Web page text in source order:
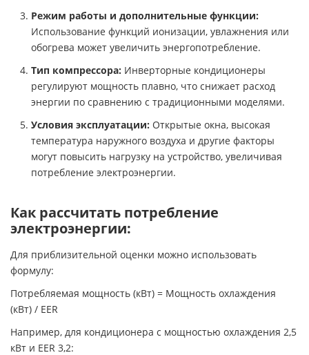
Режим работы и дополнительные функции:
Использование функций ионизации, увлажнения или
обогрева может увеличить энергопотребление.
Тип компрессора: Инверторные кондиционеры
регулируют мощность плавно, что снижает расход
энергии по сравнению с традиционными моделями.
Условия эксплуатации: Открытые окна, высокая
температура наружного воздуха и другие факторы
могут повысить нагрузку на устройство, увеличивая
потребление электроэнергии.
Как рассчитать потребление
электроэнергии:
Для приблизительной оценки можно использовать
формулу:
Потребляемая мощность (кВт) = Мощность охлаждения
(кВт) / EER
Например, для кондиционера с мощностью охлаждения 2,5
кВт и EER 3,2: